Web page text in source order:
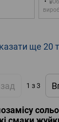
ще 20
1 з 3